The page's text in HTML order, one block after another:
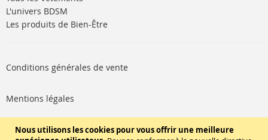
Nous utilisons les cookies pour vous offrir une meilleure
L'univers BDSM
Les produits de Bien-Être
Conditions générales de vente
Mentions légales
Politique de cookies